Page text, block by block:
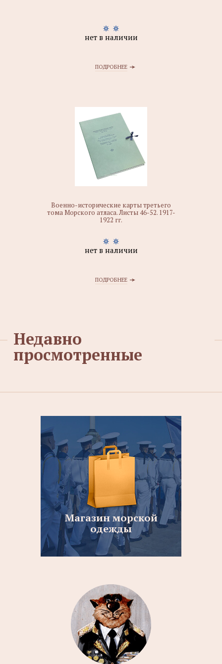
нет в наличии
ПОДРОБНЕЕ
Военно-исторические карты третьего
тома Морского атласа. Листы 46-52. 1917-
1922 гг.
нет в наличии
ПОДРОБНЕЕ
Недавно
просмотренные
Магазин морской
одежды